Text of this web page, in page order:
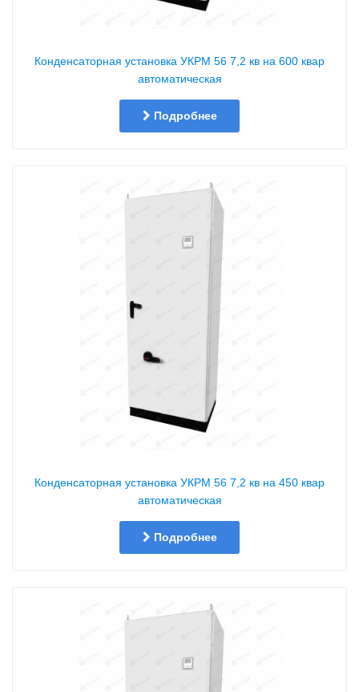
Конденсаторная установка УКРМ 56 7,2 кв на 600 квар
автоматическая
Подробнее
Конденсаторная установка УКРМ 56 7,2 кв на 450 квар
автоматическая
Подробнее